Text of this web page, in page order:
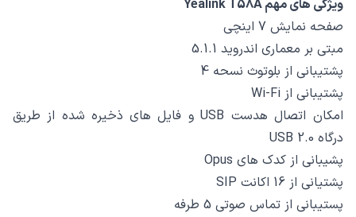
ویژگی های مهمYealink T58A
صفحه نمایش 7 اینچی
مبتی بر معماری اندروید 5.1.1
پشتیبانی از بلوتوث نسحه 4
پشتیبانی از Wi-Fi
امکان اتصال هدست USB و فایل های ذخیره شده از طریق
درگاه USB 2.0
پشیبانی از کدک های Opus
پشتیانی از 16 اکانت
SIP
پستیبانی از تماس صوتی 5 طرفه